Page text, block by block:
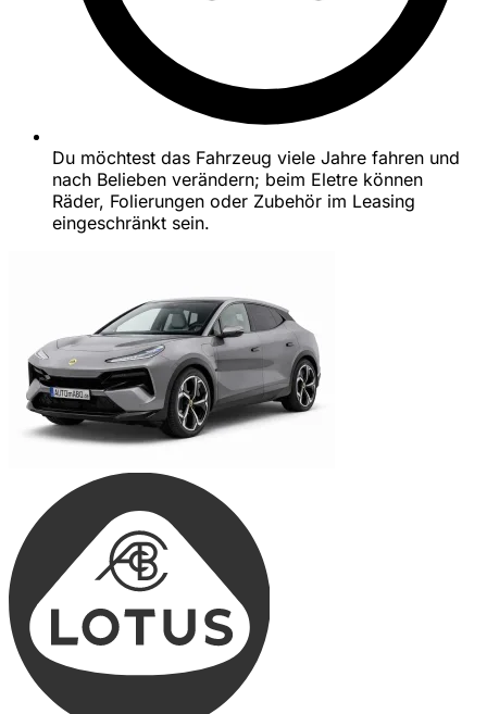
Du möchtest das Fahrzeug viele Jahre fahren und
nach Belieben verändern; beim Eletre können
Räder, Folierungen oder Zubehör im Leasing
eingeschränkt sein.